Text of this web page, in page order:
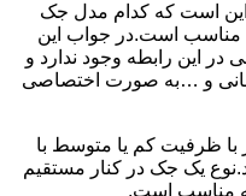
است که کدام مدل جک
مناسب است.در جواب این
این رابطه وجود ندارد و
و …به صورت اختصاصی
با ظرفیت کم یا متوسط با
یک جک در کنار مستقیم
مناسب است.